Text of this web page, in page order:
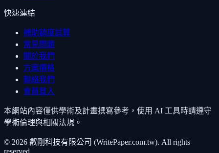
快速連結
補助額度試算
常見問題
關於我們
方案價格
聯絡我們
會員登入
本網站內容僅供學術及計畫撰寫參考，使用 AI 工具時請遵守
學術倫理與相關法規。
© 2026 叡剛科技有限公司 (WritePaper.com.tw). All rights
reserved.